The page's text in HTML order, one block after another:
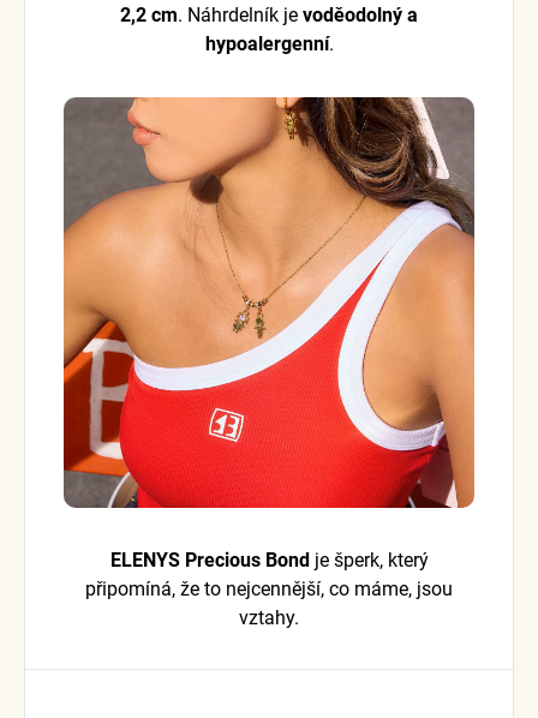
2,2 cm. Náhrdelník je voděodolný a
hypoalergenní.
ELENYS Precious Bond je šperk, který
připomíná, že to nejcennější, co máme, jsou
vztahy.